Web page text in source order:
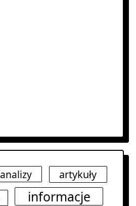
analizy artykuły
informacje